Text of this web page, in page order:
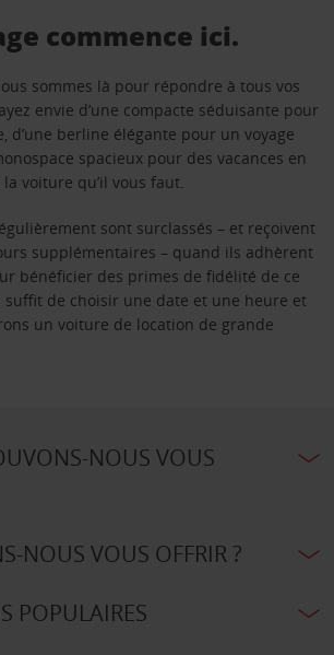
commence ici.
sommes là pour répondre à tous vos
envie d’une compacte séduisante pour
d’une berline élégante pour un voyage
spacieux pour des vacances en
voiture qu’il vous faut.
sont surclassés – et reçoivent
supplémentaires – quand ils adhèrent
bénéficier des primes de fidélité de ce
suffit de choisir une date et une heure et
un voiture de location de grande
NOUS VOUS
NOUS VOUS OFFRIR ?
POPULAIRES